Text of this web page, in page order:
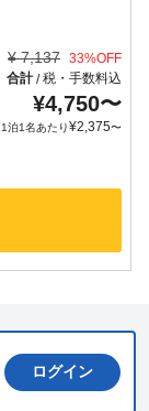
¥ 7,137 33%OFF
合計/税・手数料込
¥4,750〜
1泊1名あたり¥2,375〜
ログイン